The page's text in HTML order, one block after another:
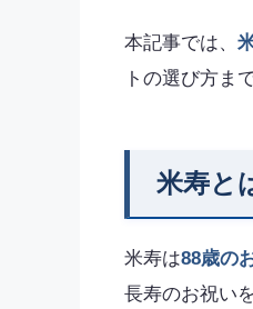
本記事では、
トの選び方ま
米寿と
米寿は88歳の
長寿のお祝い